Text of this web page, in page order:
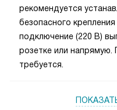
рекомендуется
безопасного
подключение (220 В)
розетке или напрямую.
требуется.